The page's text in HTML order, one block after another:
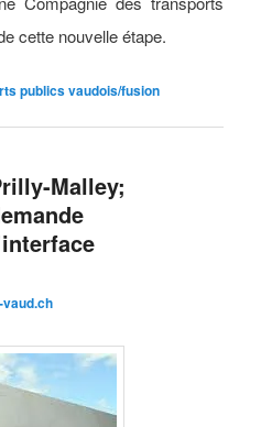
cette nouvelle étape.
publics vaudois/fusion
Malley;